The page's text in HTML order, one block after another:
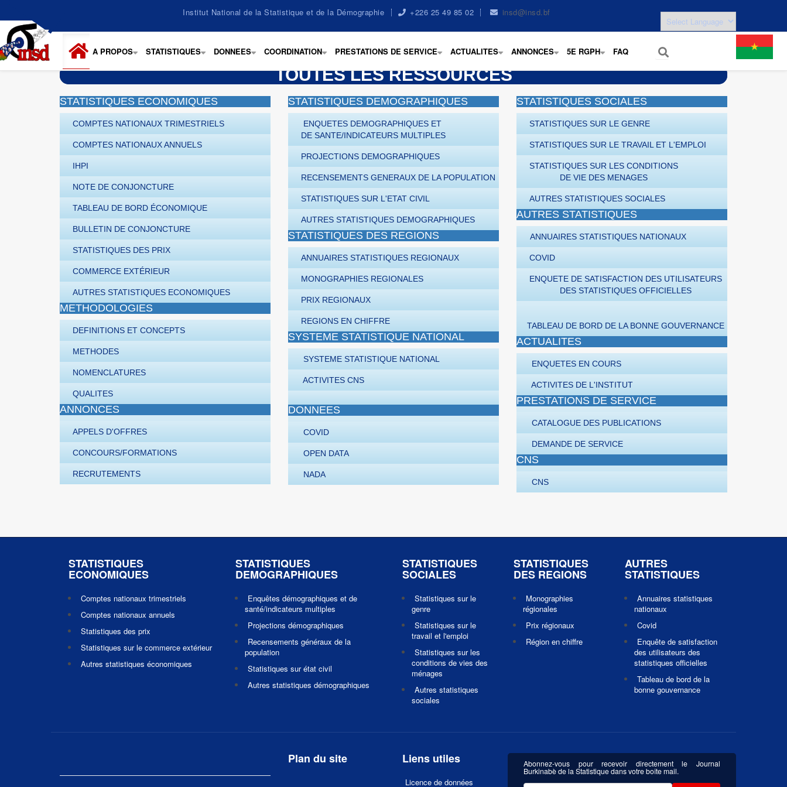
contenu
principal
Institut National de la Statistique et de la Démographie +226 25 49 85 02 insd@insd.bf
+
A PROPOS
+
STATISTIQUES
+
DONNEES
+
COORDINATION
+
PRESTATIONS DE SERVICE
+
ACTUALITES
+
ANNONCES
+
5E RGPH FAQ
TOUTES LES RESSOURCES
STATISTIQUES ECONOMIQUES
COMPTES NATIONAUX TRIMESTRIELS
COMPTES NATIONAUX ANNUELS
IHPI
NOTE DE CONJONCTURE
TABLEAU DE BORD ÉCONOMIQUE
BULLETIN DE CONJONCTURE
STATISTIQUES DES PRIX
COMMERCE EXTÉRIEUR
AUTRES STATISTIQUES ECONOMIQUES
METHODOLOGIES
DEFINITIONS ET CONCEPTS
METHODES
NOMENCLATURES
QUALITES
ANNONCES
APPELS D'OFFRES
CONCOURS/FORMATIONS
RECRUTEMENTS
STATISTIQUES DEMOGRAPHIQUES
ENQUETES DEMOGRAPHIQUES ET
DE SANTE/INDICATEURS MULTIPLES
PROJECTIONS DEMOGRAPHIQUES
RECENSEMENTS GENERAUX DE LA POPULATION
STATISTIQUES SUR L'ETAT CIVIL
AUTRES STATISTIQUES DEMOGRAPHIQUES
STATISTIQUES DES REGIONS
ANNUAIRES STATISTIQUES REGIONAUX
MONOGRAPHIES REGIONALES
PRIX REGIONAUX
REGIONS EN CHIFFRE
SYSTEME STATISTIQUE NATIONAL
SYSTEME STATISTIQUE NATIONAL
ACTIVITES CNS
DONNEES
COVID
OPEN DATA
NADA
STATISTIQUES SOCIALES
STATISTIQUES SUR LE GENRE
STATISTIQUES SUR LE TRAVAIL ET L'EMPLOI
STATISTIQUES SUR LES CONDITIONS
DE VIE DES MENAGES
AUTRES STATISTIQUES SOCIALES
AUTRES STATISTIQUES
ANNUAIRES STATISTIQUES NATIONAUX
COVID
ENQUETE DE SATISFACTION DES UTILISATEURS
DES STATISTIQUES OFFICIELLES
TABLEAU DE BORD DE LA BONNE GOUVERNANCE
ACTUALITES
ENQUETES EN COURS
ACTIVITES DE L'INSTITUT
PRESTATIONS DE SERVICE
CATALOGUE DES PUBLICATIONS
DEMANDE DE SERVICE
CNS
CNS
STATISTIQUES
ECONOMIQUES
Comptes nationaux trimestriels
Comptes nationaux annuels
Statistiques des prix
Statistiques sur le commerce extérieur
Autres statistiques économiques
STATISTIQUES
DEMOGRAPHIQUES
Enquêtes démographiques et de
santé/indicateurs multiples
Projections démographiques
Recensements généraux de la
population
Statistiques sur état civil
Autres statistiques démographiques
STATISTIQUES
SOCIALES
Statistiques sur le
genre
Statistiques sur le
travail et l'emploi
Statistiques sur les
conditions de vies des
ménages
Autres statistiques
sociales
STATISTIQUES
DES REGIONS
Monographies
régionales
Prix régionaux
Région en chiffre
AUTRES
STATISTIQUES
Annuaires statistiques
nationaux
Covid
Enquête de satisfaction
des utilisateurs des
statistiques officielles
Tableau de bord de la
bonne gouvernance
Plan du site Liens utiles
Licence de données
Abonnez-vous pour recevoir directement le Journal
Burkinabè de la Statistique dans votre boîte mail.